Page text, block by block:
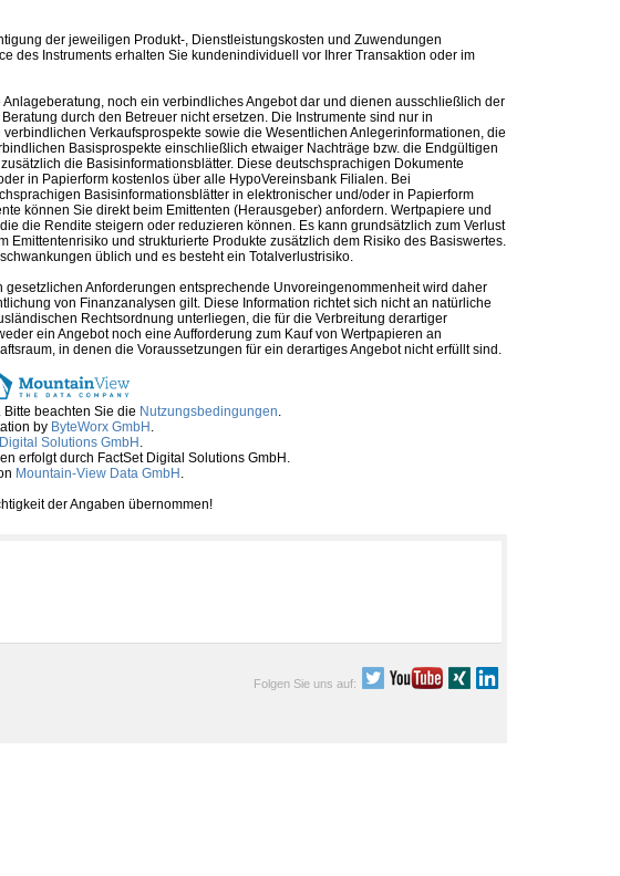
der jeweiligen Produkt-, Dienstleistungskosten und Zuwendungen
des Instruments erhalten Sie kundenindividuell vor Ihrer Transaktion oder im
noch ein verbindliches Angebot dar und dienen ausschließlich der
durch den Betreuer nicht ersetzen. Die Instrumente sind nur in
Verkaufsprospekte sowie die Wesentlichen Anlegerinformationen, die
Basisprospekte einschließlich etwaiger Nachträge bzw. die Endgültigen
die Basisinformationsblätter. Diese deutschsprachigen Dokumente
in Papierform kostenlos über alle HypoVereinsbank Filialen. Bei
Basisinformationsblätter in elektronischer und/oder in Papierform
können Sie direkt beim Emittenten (Herausgeber) anfordern. Wertpapiere und
die Rendite steigern oder reduzieren können. Es kann grundsätzlich zum Verlust
und strukturierte Produkte zusätzlich dem Risiko des Basiswertes.
üblich und es besteht ein Totalverlustrisiko.
Anforderungen entsprechende Unvoreingenommenheit wird daher
von Finanzanalysen gilt. Diese Information richtet sich nicht an natürliche
Rechtsordnung unterliegen, die für die Verbreitung derartiger
ein Angebot noch eine Aufforderung zum Kauf von Wertpapieren an
in denen die Voraussetzungen für ein derartiges Angebot nicht erfüllt sind.
beachten Sie die Nutzungsbedingungen
by ByteWorx GmbH
Solutions GmbH
erfolgt durch FactSet Digital Solutions GmbH.
Mountain-View Data GmbH
der Angaben übernommen!
Folgen Sie uns auf: